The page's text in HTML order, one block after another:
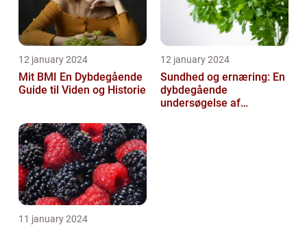
12 january 2024
Mit BMI En Dybdegående
Guide til Viden og Historie
12 january 2024
Sundhed og ernæring: En
dybdegående
undersøgelse af
11 january 2024